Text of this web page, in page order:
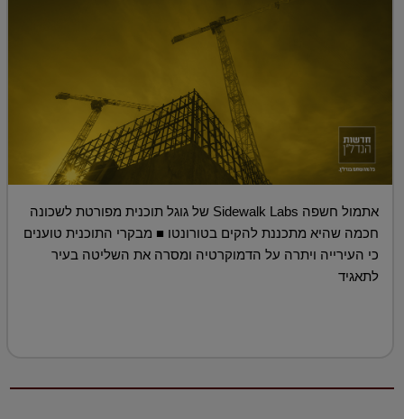
אתמול חשפה Sidewalk Labs של גוגל תוכנית מפורטת לשכונה
חכמה שהיא מתכננת להקים בטורונטו ■ מבקרי התוכנית טוענים
כי העירייה ויתרה על הדמוקרטיה ומסרה את השליטה בעיר
לתאגיד